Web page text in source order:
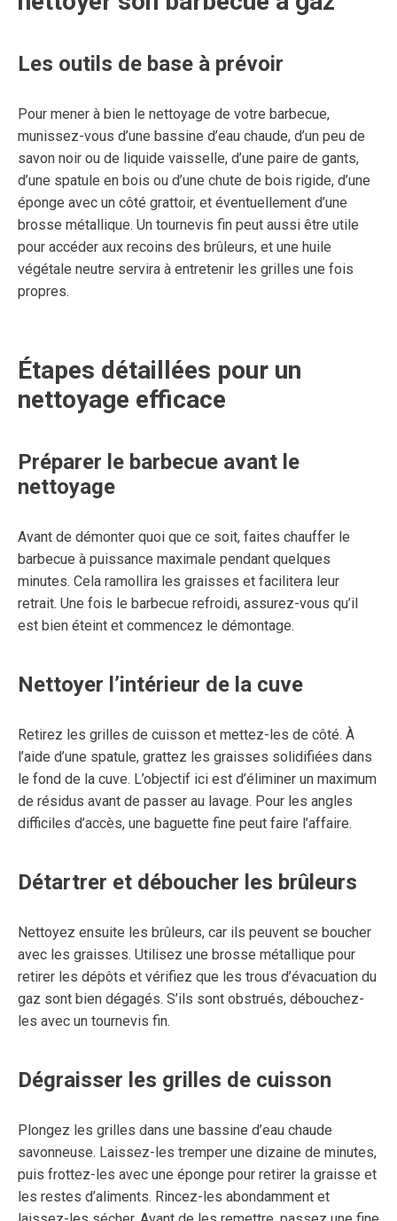
Les outils de base à prévoir
Pour mener à bien le nettoyage de votre barbecue,
munissez-vous d’une bassine d’eau chaude, d’un peu de
savon noir ou de liquide vaisselle, d’une paire de gants,
d’une spatule en bois ou d’une chute de bois rigide, d’une
éponge avec un côté grattoir, et éventuellement d’une
brosse métallique. Un tournevis fin peut aussi être utile
pour accéder aux recoins des brûleurs, et une huile
végétale neutre servira à entretenir les grilles une fois
propres.
Étapes détaillées pour un
nettoyage efficace
Préparer le barbecue avant le
nettoyage
Avant de démonter quoi que ce soit, faites chauffer le
barbecue à puissance maximale pendant quelques
minutes. Cela ramollira les graisses et facilitera leur
retrait. Une fois le barbecue refroidi, assurez-vous qu’il
est bien éteint et commencez le démontage.
Nettoyer l’intérieur de la cuve
Retirez les grilles de cuisson et mettez-les de côté. À
l’aide d’une spatule, grattez les graisses solidifiées dans
le fond de la cuve. L’objectif ici est d’éliminer un maximum
de résidus avant de passer au lavage. Pour les angles
difficiles d’accès, une baguette fine peut faire l’affaire.
Détartrer et déboucher les brûleurs
Nettoyez ensuite les brûleurs, car ils peuvent se boucher
avec les graisses. Utilisez une brosse métallique pour
retirer les dépôts et vérifiez que les trous d’évacuation du
gaz sont bien dégagés. S’ils sont obstrués, débouchez-
les avec un tournevis fin.
Dégraisser les grilles de cuisson
Plongez les grilles dans une bassine d’eau chaude
savonneuse. Laissez-les tremper une dizaine de minutes,
puis frottez-les avec une éponge pour retirer la graisse et
les restes d’aliments. Rincez-les abondamment et